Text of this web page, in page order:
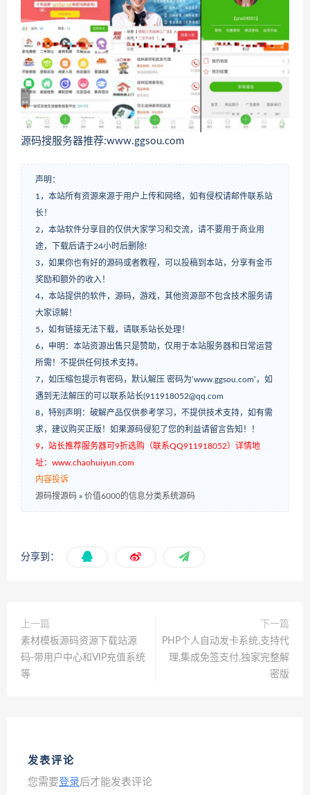
源码搜服务器推荐:www.ggsou.com
声明：
1，本站所有资源来源于用户上传和网络，如有侵权请邮件联系站
长！
2，本站软件分享目的仅供大家学习和交流，请不要用于商业用
途，下载后请于24小时后删除!
3，如果你也有好的源码或者教程，可以投稿到本站，分享有金币
奖励和额外的收入！
4，本站提供的软件，源码，游戏，其他资源部不包含技术服务请
大家谅解！
5，如有链接无法下载，请联系站长处理！
6，申明：本站资源出售只是赞助，仅用于本站服务器和日常运营
所需！不提供任何技术支持。
7，如压缩包提示有密码，默认解压 密码为‘www.ggsou.com’，如
遇到无法解压的可以联系站长(911918052@qq.com
8，特别声明：破解产品仅供参考学习，不提供技术支持，如有需
求，建议购买正版！如果源码侵犯了您的利益请留言告知！！
9，站长推荐服务器可9折选购（联系QQ911918052）详情地
址：www.chaohuiyun.com
内容投诉
源码搜源码 » 价值6000的信息分类系统源码
分享到：
上一篇
素材模板源码资源下载站源
码-带用户中心和VIP充值系统
等
下一篇
PHP个人自动发卡系统,支持代
理,集成免签支付,独家完整解
密版
发表评论
您需要登录后才能发表评论